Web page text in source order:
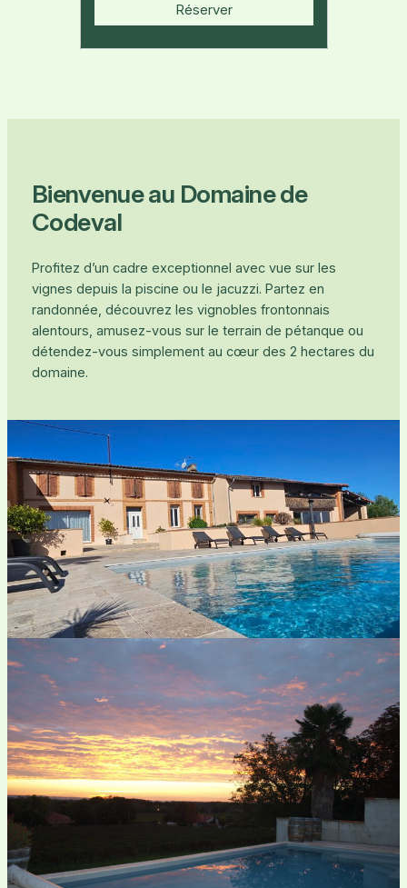
Réserver
Bienvenue au Domaine de
Codeval
Profitez d’un cadre exceptionnel avec vue sur les
vignes depuis la piscine ou le jacuzzi. Partez en
randonnée, découvrez les vignobles frontonnais
alentours, amusez-vous sur le terrain de pétanque ou
détendez-vous simplement au cœur des 2 hectares du
domaine.